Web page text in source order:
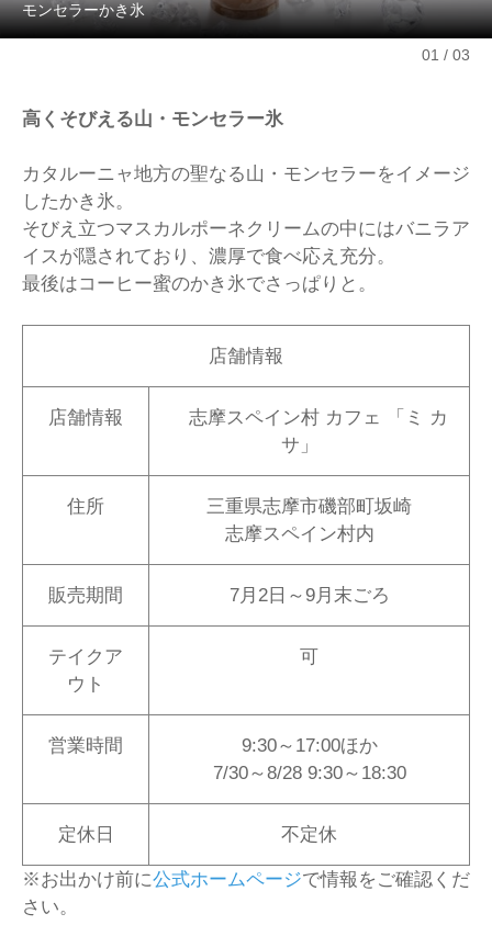
モンセラーかき氷
01 03
高くそびえる山・モンセラー氷
カタルーニャ地方の聖なる山・モンセラーをイメージ
したかき氷。
そびえ立つマスカルポーネクリームの中にはバニラア
イスが隠されており、濃厚で食べ応え充分。
最後はコーヒー蜜のかき氷でさっぱりと。
店舗情報
店舗情報
志摩スペイン村 カフェ 「ミ カ
サ」
住所
三重県志摩市磯部町坂崎
志摩スペイン村内
販売期間 7月2日～9月末ごろ
テイクア
ウト
可
営業時間
9:30～17:00ほか
7/30～8/28 9:30～18:30
定休日 不定休
※お出かけ前に公式ホームページで情報をご確認くだ
さい。